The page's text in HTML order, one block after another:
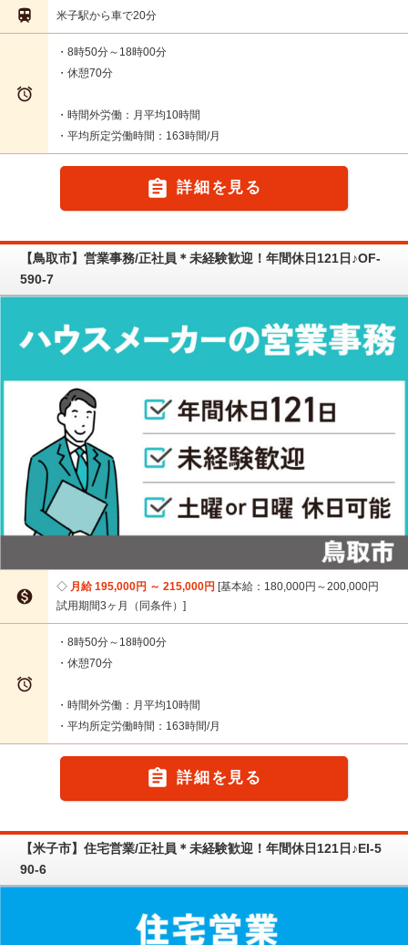
 米子駅から車で20分

・8時50分～18時00分
・休憩70分
・時間外労働：月平均10時間
・平均所定労働時間：163時間/月
 詳細を見る
【鳥取市】営業事務/正社員＊未経験歓迎！年間休日121日♪OF-
590-7

月給 195,000円 ～ 215,000円 基本給：180,000円～200,000円
試用期間3ヶ月（同条件）

・8時50分～18時00分
・休憩70分
・時間外労働：月平均10時間
・平均所定労働時間：163時間/月
 詳細を見る
【米子市】住宅営業/正社員＊未経験歓迎！年間休日121日♪EI-5
90-6